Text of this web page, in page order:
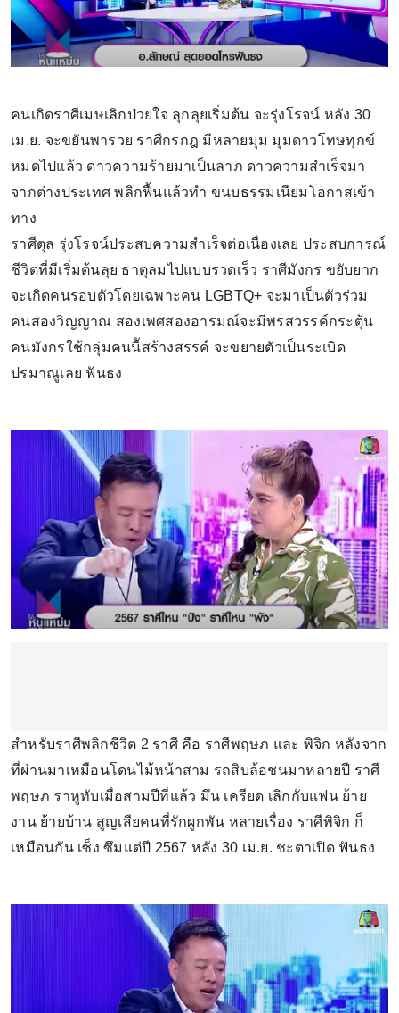
คนเกิดราศีเมษเลิกป่วยใจ ลุกลุยเริ่มต้น จะรุ่งโรจน์ หลัง 30
เม.ย. จะขยันพารวย ราศีกรกฎ มีหลายมุม มุมดาวโทษทุกข์
หมดไปแล้ว ดาวความร้ายมาเป็นลาภ ดาวความสำเร็จมา
จากต่างประเทศ พลิกฟื้นแล้วทำ ขนบธรรมเนียมโอกาสเข้า
ทาง
ราศีตุล รุ่งโรจน์ประสบความสำเร็จต่อเนื่องเลย ประสบการณ์
ชีวิตที่มีเริ่มต้นลุย ธาตุลมไปแบบรวดเร็ว ราศีมังกร ขยับยาก
จะเกิดคนรอบตัวโดยเฉพาะคน LGBTQ+ จะมาเป็นตัวร่วม
คนสองวิญญาณ สองเพศสองอารมณ์จะมีพรสวรรค์กระตุ้น
คนมังกรใช้กลุ่มคนนีัสร้างสรรค์ จะขยายตัวเป็นระเบิด
ปรมาณูเลย ฟันธง
สำหรับราศีพลิกชีวิต 2 ราศี คือ ราศีพฤษภ และ พิจิก หลังจาก
ที่ผ่านมาเหมือนโดนไม้หน้าสาม รถสิบล้อชนมาหลายปี ราศี
พฤษภ ราหูทับเมื่อสามปีที่แล้ว มึน เครียด เลิกกับแฟน ย้าย
งาน ย้ายบ้าน สูญเสียคนที่รักผูกพัน หลายเรื่อง ราศีพิจิก ก็
เหมือนกัน เซ็ง ซึมแต่ปี 2567 หลัง 30 เม.ย. ชะตาเปิด ฟันธง